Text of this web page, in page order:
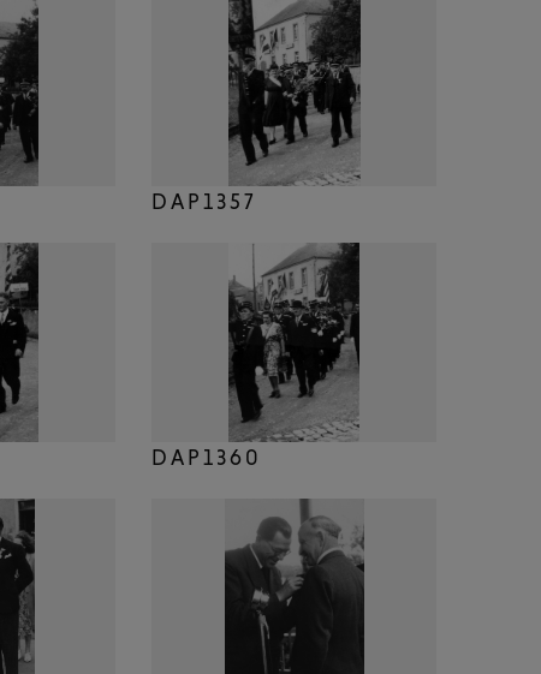
DAP1357
DAP1360